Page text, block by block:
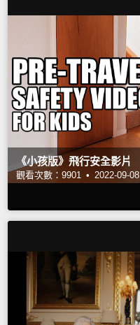
《小孩版》飛行安全影片
觀看次數：9901 • 2022-09-08